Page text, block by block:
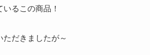
るこの商品！
ただきましたが～